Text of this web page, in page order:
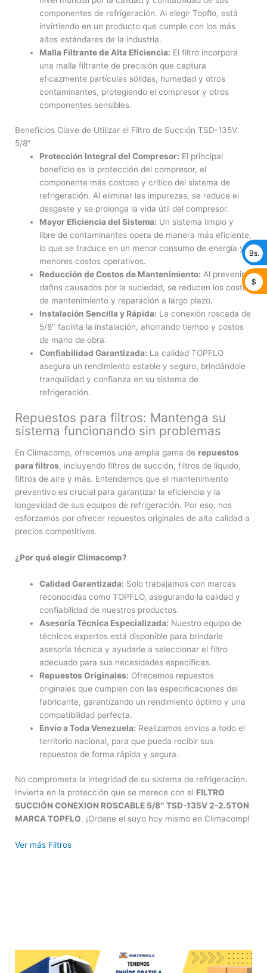
componentes de refrigeración. Al elegir Topflo, está
invirtiendo en un producto que cumple con los más
altos estándares de la industria.
Malla Filtrante de Alta Eficiencia: El filtro incorpora
una malla filtrante de precisión que captura
eficazmente partículas sólidas, humedad y otros
contaminantes, protegiendo el compresor y otros
componentes sensibles.
Beneficios Clave de Utilizar el Filtro de Succión TSD-135V
5/8″
Protección Integral del Compresor: El principal
beneficio es la protección del compresor, el
componente más costoso y crítico del sistema de
refrigeración. Al eliminar las impurezas, se reduce el
desgaste y se prolonga la vida útil del compresor.
Mayor Eficiencia del Sistema: Un sistema limpio y
libre de contaminantes opera de manera más eficiente,
lo que se traduce en un menor consumo de energía y
menores costos operativos.
Reducción de Costos de Mantenimiento: Al prevenir
daños causados por la suciedad, se reducen los costos
de mantenimiento y reparación a largo plazo.
Instalación Sencilla y Rápida: La conexión roscada de
5/8″ facilita la instalación, ahorrando tiempo y costos
de mano de obra.
Confiabilidad Garantizada: La calidad TOPFLO
asegura un rendimiento estable y seguro, brindándole
tranquilidad y confianza en su sistema de
refrigeración.
Repuestos para filtros: Mantenga su
sistema funcionando sin problemas
En Climacomp, ofrecemos una amplia gama de repuestos
para filtros, incluyendo filtros de succión, filtros de líquido,
filtros de aire y más. Entendemos que el mantenimiento
preventivo es crucial para garantizar la eficiencia y la
longevidad de sus equipos de refrigeración. Por eso, nos
esforzamos por ofrecer repuestos originales de alta calidad a
precios competitivos.
¿Por qué elegir Climacomp?
Calidad Garantizada: Solo trabajamos con marcas
reconocidas como TOPFLO, asegurando la calidad y
confiabilidad de nuestros productos.
Asesoría Técnica Especializada: Nuestro equipo de
técnicos expertos está disponible para brindarle
asesoría técnica y ayudarle a seleccionar el filtro
adecuado para sus necesidades específicas.
Repuestos Originales: Ofrecemos repuestos
originales que cumplen con las especificaciones del
fabricante, garantizando un rendimiento óptimo y una
compatibilidad perfecta.
Envío a Toda Venezuela: Realizamos envíos a todo el
territorio nacional, para que pueda recibir sus
repuestos de forma rápida y segura.
No comprometa la integridad de su sistema de refrigeración.
Invierta en la protección que se merece con el FILTRO
SUCCIÓN CONEXION ROSCABLE 5/8″ TSD-135V 2-2.5TON
MARCA TOPFLO. ¡Ordene el suyo hoy mismo en Climacomp!
Ver más Filtros
Bs.
$